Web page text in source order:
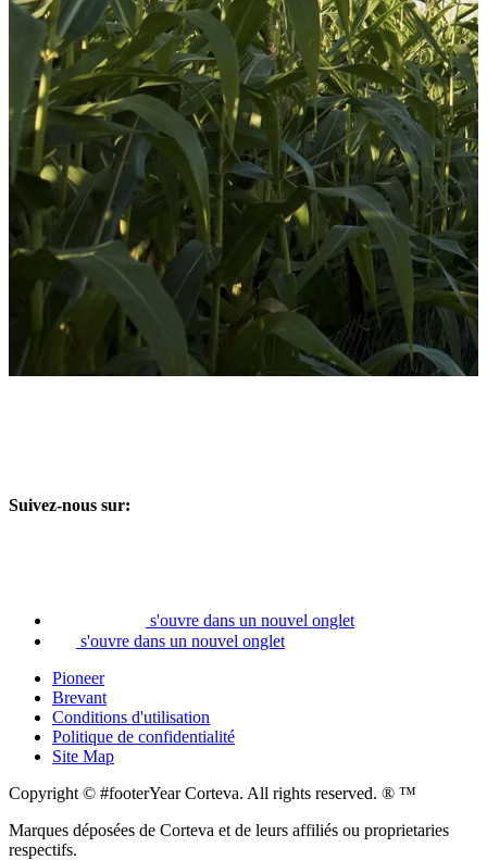
Suivez-nous sur:
s'ouvre dans un nouvel onglet
s'ouvre dans un nouvel onglet
Pioneer
Brevant
Conditions d'utilisation
Politique de confidentialité
Site Map
Copyright © #footerYear Corteva. All rights reserved. ® ™
Marques déposées de Corteva et de leurs affiliés ou proprietaries
respectifs.